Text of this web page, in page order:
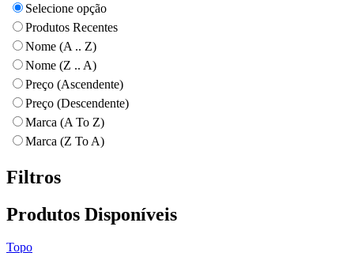
Selecione opção
Produtos Recentes
Nome (A .. Z)
Nome (Z .. A)
Preço (Ascendente)
Preço (Descendente)
Marca (A To Z)
Marca (Z To A)
Filtros
Produtos Disponíveis
Topo